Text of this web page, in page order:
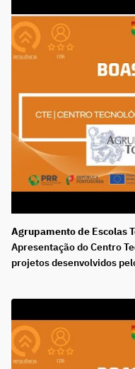
Agrupamento de Escolas
Apresentação do Centro
projetos desenvolvidos